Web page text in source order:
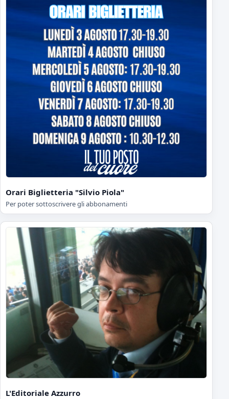
Orari Biglietteria "Silvio Piola"
Per poter sottoscrivere gli abbonamenti
L'Editoriale Azzurro